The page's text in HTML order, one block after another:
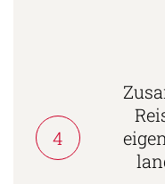
4